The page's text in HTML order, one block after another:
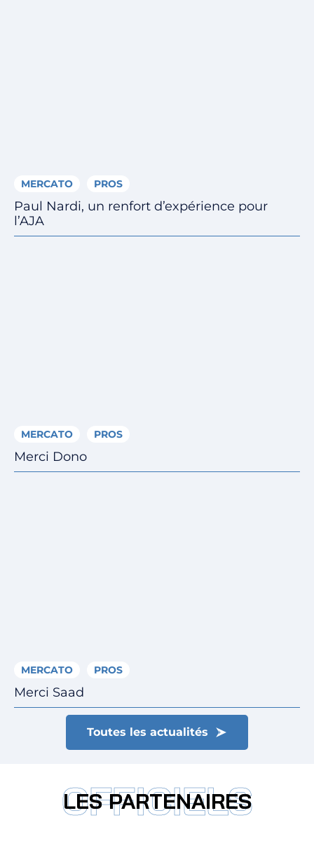
Toutes les actualités
MERCATO PROS
Paul Nardi, un renfort d’expérience pour
l’AJA
MERCATO PROS
Merci Dono
MERCATO PROS
Merci Saad
OFFICIELS
LES PARTENAIRES